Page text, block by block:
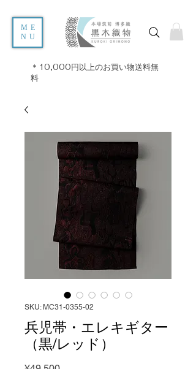
ME
NU
＊10,000円以上のお買い物送料無
料
SKU: MC31-0355-02
兵児帯・エレキギター
（黒/レッド）